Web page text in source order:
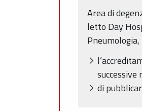
Area di
letto Day
di